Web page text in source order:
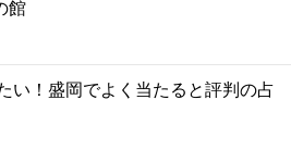
館
い！盛岡でよく当たると評判の占